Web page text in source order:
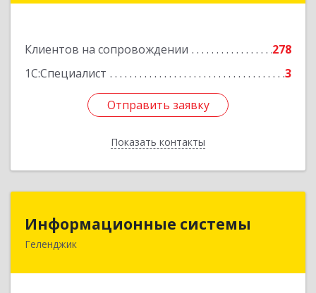
Клиентов на сопровождении
278
1С:Специалист
3
Отправить заявку
Показать контакты
Подробнее
Отправить заявку
Назад
Информационные системы
Геленджик353475, Краснодарский край, Геленджик г,